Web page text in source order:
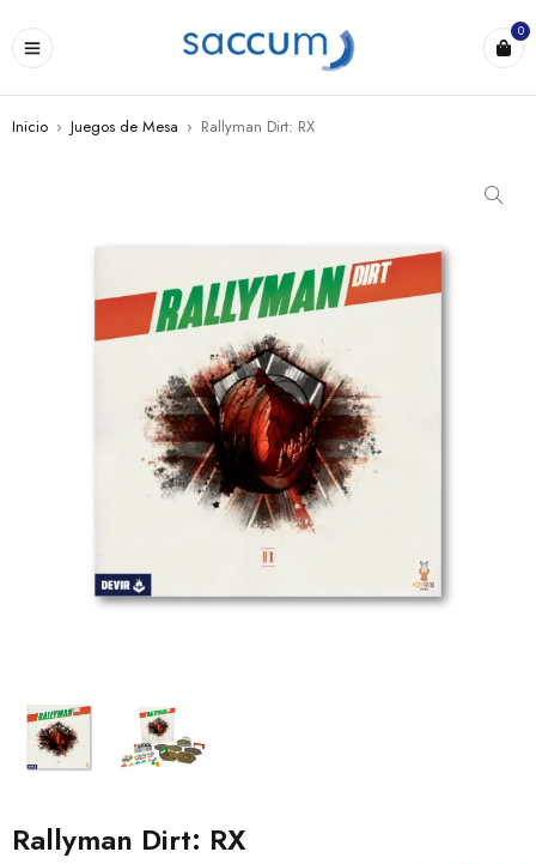
0
Inicio › Juegos de Mesa › Rallyman Dirt: RX
Rallyman Dirt: RX